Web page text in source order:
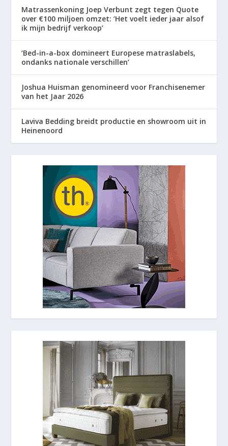
Matrassenkoning Joep Verbunt zegt tegen Quote
over €100 miljoen omzet: ‘Het voelt ieder jaar alsof
ik mijn bedrijf verkoop’
‘Bed-in-a-box domineert Europese matraslabels,
ondanks nationale verschillen’
Joshua Huisman genomineerd voor Franchisenemer
van het Jaar 2026
Laviva Bedding breidt productie en showroom uit in
Heinenoord